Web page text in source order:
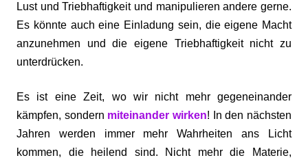
Lust und Triebhaftigkeit und manipulieren andere gerne.
Es könnte auch eine Einladung sein, die eigene Macht
anzunehmen und die eigene Triebhaftigkeit nicht zu
unterdrücken.
Es ist eine Zeit, wo wir nicht mehr gegeneinander
kämpfen, sondern miteinander wirken! In den nächsten
Jahren werden immer mehr Wahrheiten ans Licht
kommen, die heilend sind. Nicht mehr die Materie,